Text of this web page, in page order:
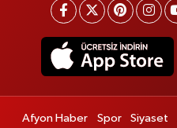
Afyon Haber Spor Siyaset